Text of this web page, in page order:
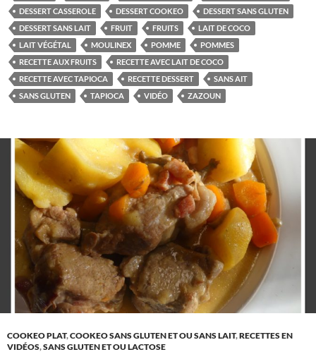
DESSERT CASSEROLE
DESSERT COOKEO
DESSERT SANS GLUTEN
DESSERT SANS LAIT
FRUIT FRUITS
LAIT DE COCO
LAIT VÉGÉTAL
MOULINEX POMME
POMMES
RECETTE AUX FRUITS
RECETTE AVEC LAIT DE COCO
RECETTE AVEC TAPIOCA
RECETTE DESSERT
SANS AIT
SANS GLUTEN
TAPIOCA VIDÉO ZAZOUN
COOKEO PLAT,COOKEO SANS GLUTEN ET OU SANS LAIT,RECETTES EN
VIDÉOS,SANS GLUTEN ET OU LACTOSE